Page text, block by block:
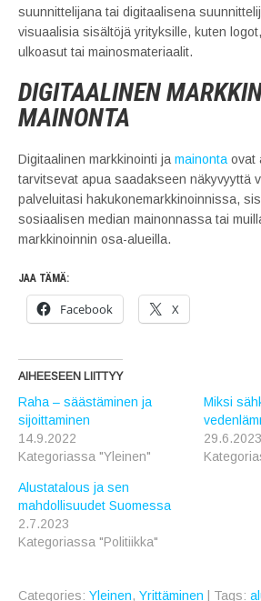
suunnittelijana tai digitaalisena
visuaalisia sisältöjä yrityksille, kuten
ulkoasut tai mainosmateriaalit.
DIGITAALINEN
MAINONTA
Digitaalinen markkinointi ja mainonta ovat
tarvitsevat apua saadakseen näkyvyyttä
palveluitasi hakukonemarkkinoinnissa,
sosiaalisen median mainonnassa tai
markkinoinnin osa-alueilla.
JAA TÄMÄ:
Facebook X
AIHEESEEN LIITTYY
Raha – säästäminen ja
sijoittaminen
14.9.2022
Kategoriassa "Yleinen"
Miksi
29.6.2023
Alustatalous ja sen
mahdollisuudet Suomessa
2.7.2023
Kategoriassa "Politiikka"
Categories: Yleinen, Yrittäminen | Tags: